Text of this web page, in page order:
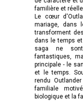
familière et réelle.
Le cœur
mariage, dans
transforment
dans le temps
saga ne
fantastiques,
principale - le
et le temps.
rendu
familiale
biologique et la